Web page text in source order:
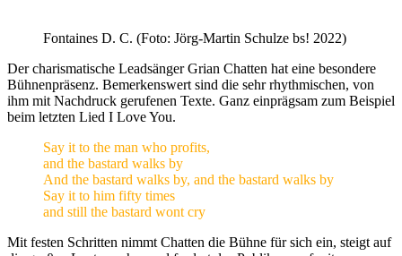
Fontaines D. C. (Foto: Jörg-Martin Schulze bs! 2022)
Der charismatische Leadsänger Grian Chatten hat eine besondere
Bühnenpräsenz. Bemerkenswert sind die sehr rhythmischen, von
ihm mit Nachdruck gerufenen Texte. Ganz einprägsam zum Beispiel
beim letzten Lied I Love You.
Say it to the man who profits,
and the bastard walks by
And the bastard walks by, and the bastard walks by
Say it to him fifty times
and still the bastard wont cry
Mit festen Schritten nimmt Chatten die Bühne für sich ein, steigt auf